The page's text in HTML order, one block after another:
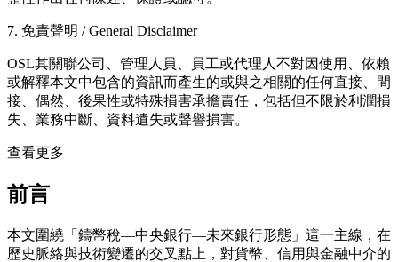
7. 免責聲明 / General Disclaimer
OSL其關聯公司、管理人員、員工或代理人不對因使用、依賴
或解釋本文中包含的資訊而產生的或與之相關的任何直接、間
接、偶然、後果性或特殊損害承擔責任，包括但不限於利潤損
失、業務中斷、資料遺失或聲譽損害。
查看更多
前言
本文圍繞「鑄幣稅—中央銀行—未來銀行形態」這一主線，在
歷史脈絡與技術變遷的交叉點上，對貨幣、信用與金融中介的